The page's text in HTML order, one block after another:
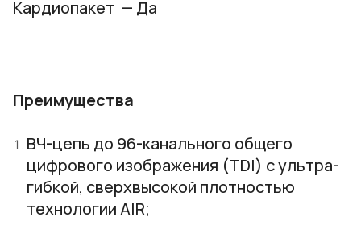
Кардиопакет — Да
Преимущества
ВЧ-цепь до 96-канального общего
цифрового изображения (TDI) с ультра-
гибкой, сверхвысокой плотностью
технологии AIR;